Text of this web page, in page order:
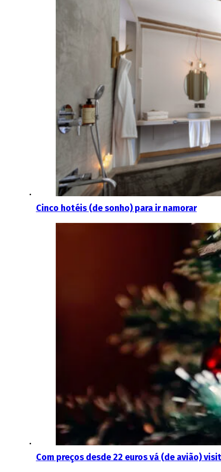
Cinco hotéis (de sonho) para ir namorar
Com preços desde 22 euros vá (de avião)